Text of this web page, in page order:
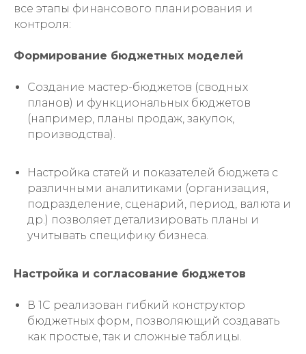
все этапы финансового планирования и
контроля:
Формирование бюджетных моделей
Создание мастер-бюджетов (сводных
планов) и функциональных бюджетов
(например, планы продаж, закупок,
производства).
Настройка статей и показателей бюджета с
различными аналитиками (организация,
подразделение, сценарий, период, валюта и
др.) позволяет детализировать планы и
учитывать специфику бизнеса.
Настройка и согласование бюджетов
В 1С реализован гибкий конструктор
бюджетных форм, позволяющий создавать
как простые, так и сложные таблицы.